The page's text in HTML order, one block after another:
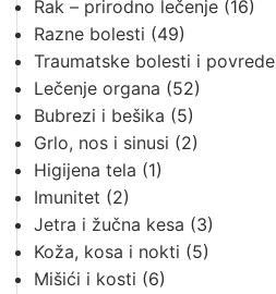
Rak – prirodno lečenje (16)
Razne bolesti (49)
Traumatske bolesti i povrede
Lečenje organa (52)
Bubrezi i bešika (5)
Grlo, nos i sinusi (2)
Higijena tela (1)
Imunitet (2)
Jetra i žučna kesa (3)
Koža, kosa i nokti (5)
Mišići i kosti (6)